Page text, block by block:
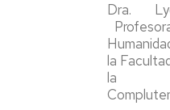
Dra.
la
la